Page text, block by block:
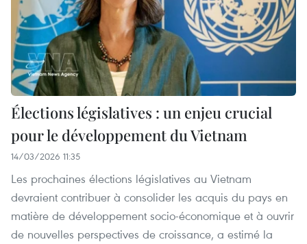
Élections législatives : un enjeu crucial
pour le développement du Vietnam
14/03/2026 11:35
Les prochaines élections législatives au Vietnam
devraient contribuer à consolider les acquis du pays en
matière de développement socio-économique et à ouvrir
de nouvelles perspectives de croissance, a estimé la